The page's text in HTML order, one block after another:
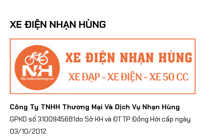
XE ĐIỆN NHẠN HÙNG
Công Ty TNHH Thương Mại Và Dịch Vụ Nhạn Hùng
GPKD số 3100945681do Sở KH và ĐT TP Đồng Hới cấp ngày
03/10/2012